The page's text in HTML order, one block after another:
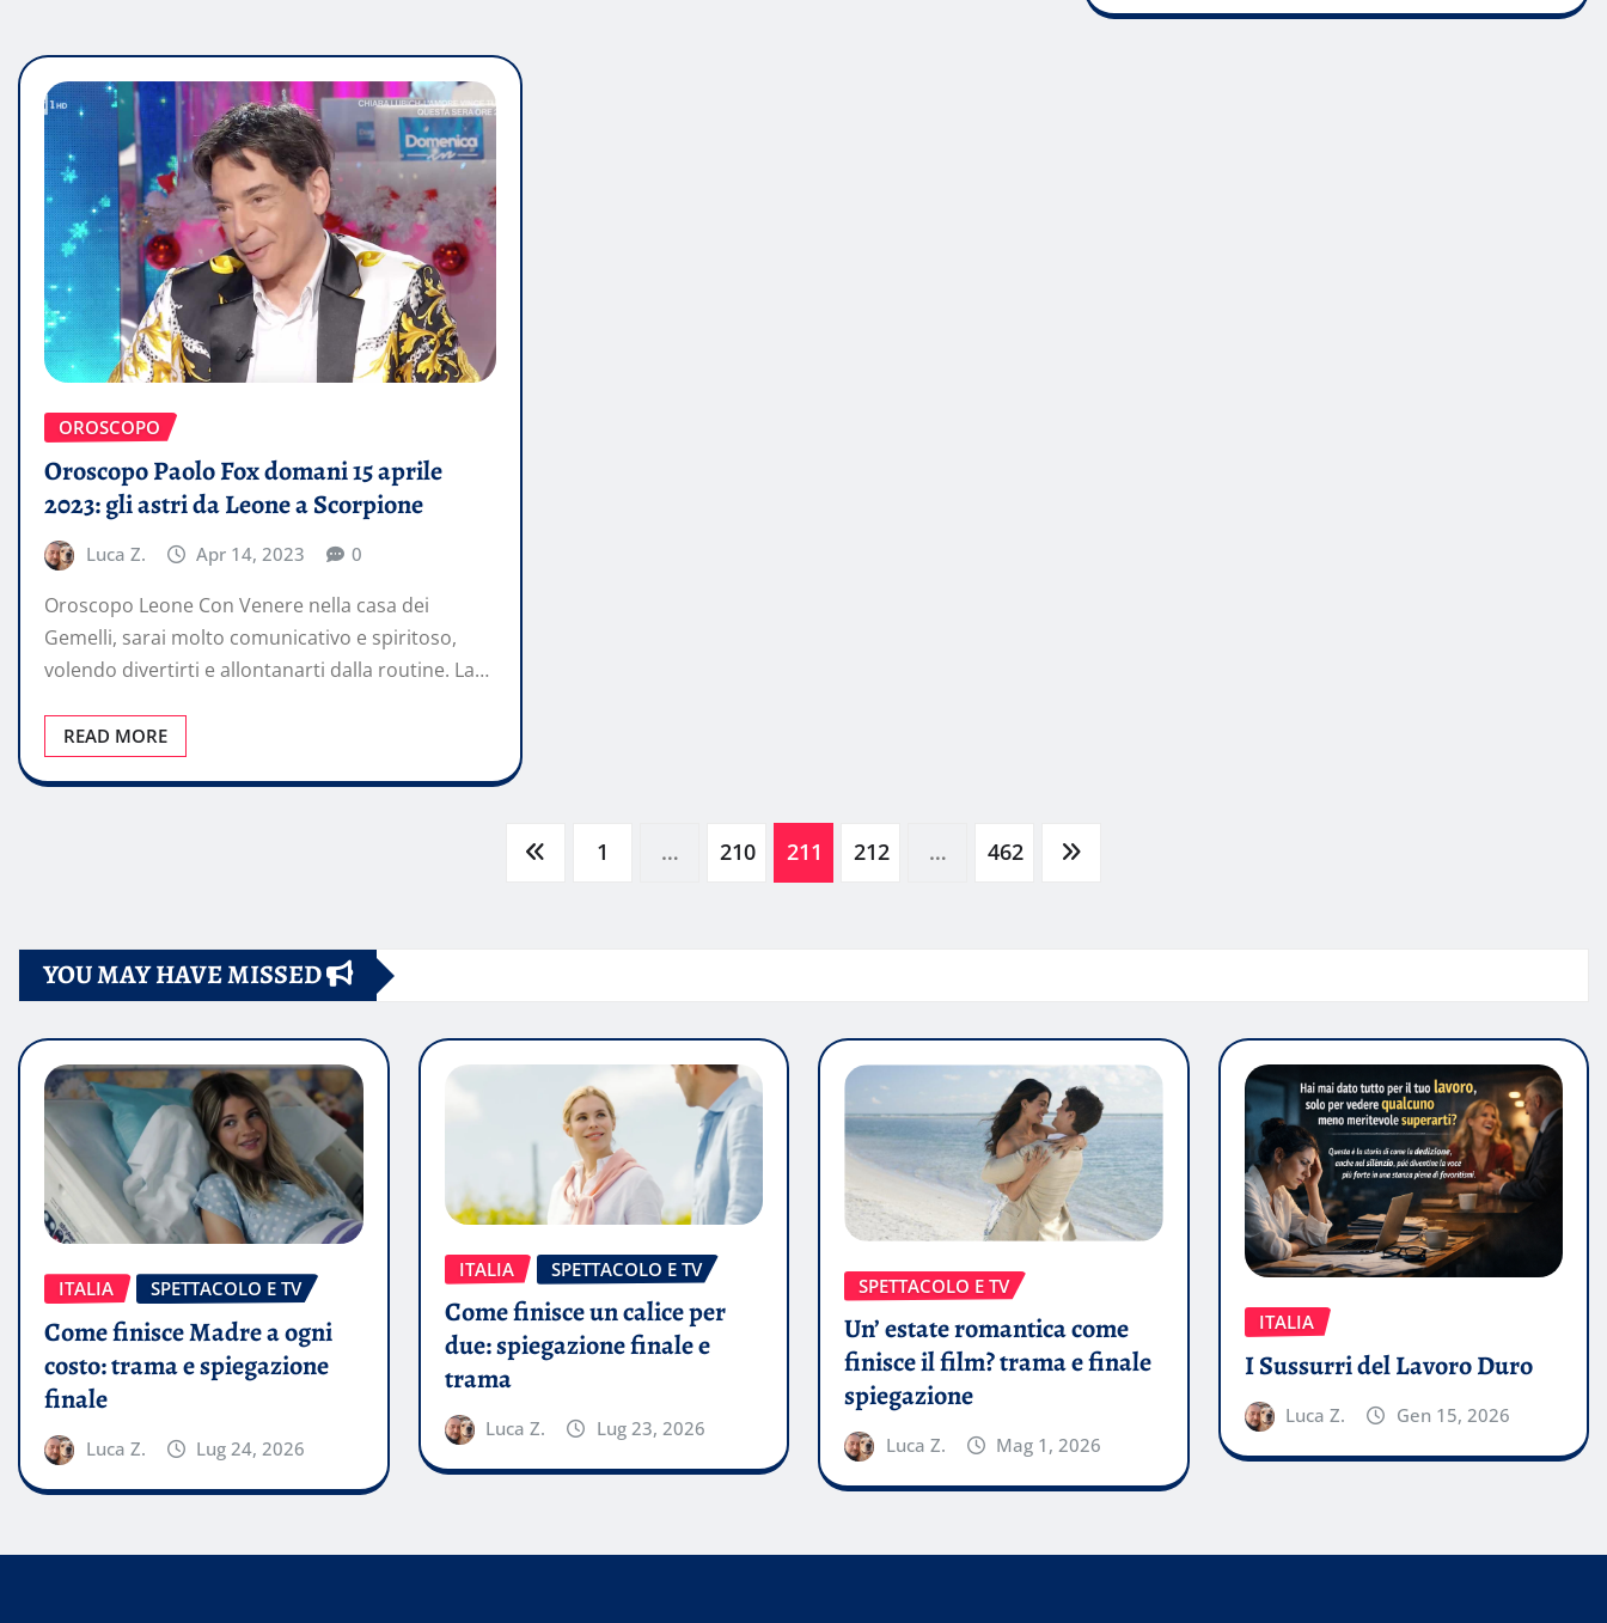
OROSCOPO
Oroscopo Paolo Fox domani 15 aprile
2023: gli astri da Leone a Scorpione
Luca Z. Apr 14, 2023 0
Oroscopo Leone Con Venere nella casa dei
Gemelli, sarai molto comunicativo e spiritoso,
volendo divertirti e allontanarti dalla routine. La…
READ MORE
articoli
1 … 210 211 212 … 462
YOU MAY HAVE MISSED
ITALIA SPETTACOLO E TV
Come finisce Madre a ogni
costo: trama e spiegazione
finale
Luca Z. Lug 24, 2026
ITALIA SPETTACOLO E TV
Come finisce un calice per
due: spiegazione finale e
trama
Luca Z. Lug 23, 2026
SPETTACOLO E TV
Un’ estate romantica come
finisce il film? trama e finale
spiegazione
Luca Z. Mag 1, 2026
ITALIA
I Sussurri del Lavoro Duro
Luca Z. Gen 15, 2026